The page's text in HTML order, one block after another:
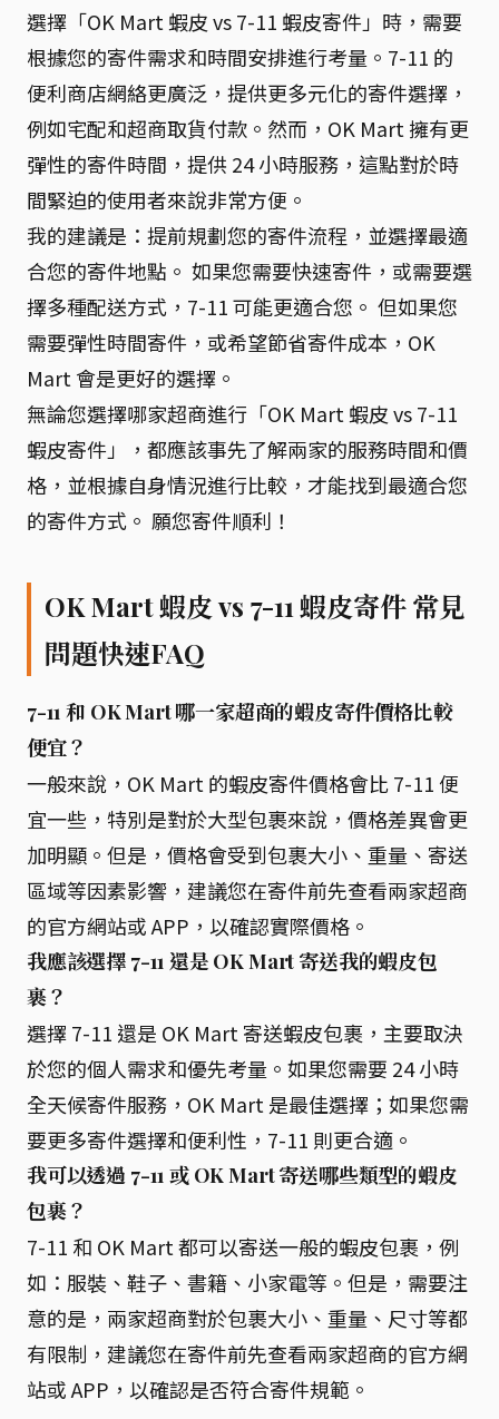
選擇「OK Mart 蝦皮 vs 7-11 蝦皮寄件」時，需要
根據您的寄件需求和時間安排進行考量。7-11 的
便利商店網絡更廣泛，提供更多元化的寄件選擇，
例如宅配和超商取貨付款。然而，OK Mart 擁有更
彈性的寄件時間，提供 24 小時服務，這點對於時
間緊迫的使用者來說非常方便。
我的建議是：提前規劃您的寄件流程，並選擇最適
合您的寄件地點。 如果您需要快速寄件，或需要選
擇多種配送方式，7-11 可能更適合您。 但如果您
需要彈性時間寄件，或希望節省寄件成本，OK
Mart 會是更好的選擇。
無論您選擇哪家超商進行「OK Mart 蝦皮 vs 7-11
蝦皮寄件」，都應該事先了解兩家的服務時間和價
格，並根據自身情況進行比較，才能找到最適合您
的寄件方式。 願您寄件順利！
OK Mart 蝦皮 vs 7-11 蝦皮寄件 常見
問題快速FAQ
7-11 和 OK Mart 哪一家超商的蝦皮寄件價格比較
便宜？
一般來說，OK Mart 的蝦皮寄件價格會比 7-11 便
宜一些，特別是對於大型包裹來說，價格差異會更
加明顯。但是，價格會受到包裹大小、重量、寄送
區域等因素影響，建議您在寄件前先查看兩家超商
的官方網站或 APP，以確認實際價格。
我應該選擇 7-11 還是 OK Mart 寄送我的蝦皮包
裹？
選擇 7-11 還是 OK Mart 寄送蝦皮包裹，主要取決
於您的個人需求和優先考量。如果您需要 24 小時
全天候寄件服務，OK Mart 是最佳選擇；如果您需
要更多寄件選擇和便利性，7-11 則更合適。
我可以透過 7-11 或 OK Mart 寄送哪些類型的蝦皮
包裹？
7-11 和 OK Mart 都可以寄送一般的蝦皮包裹，例
如：服裝、鞋子、書籍、小家電等。但是，需要注
意的是，兩家超商對於包裹大小、重量、尺寸等都
有限制，建議您在寄件前先查看兩家超商的官方網
站或 APP，以確認是否符合寄件規範。